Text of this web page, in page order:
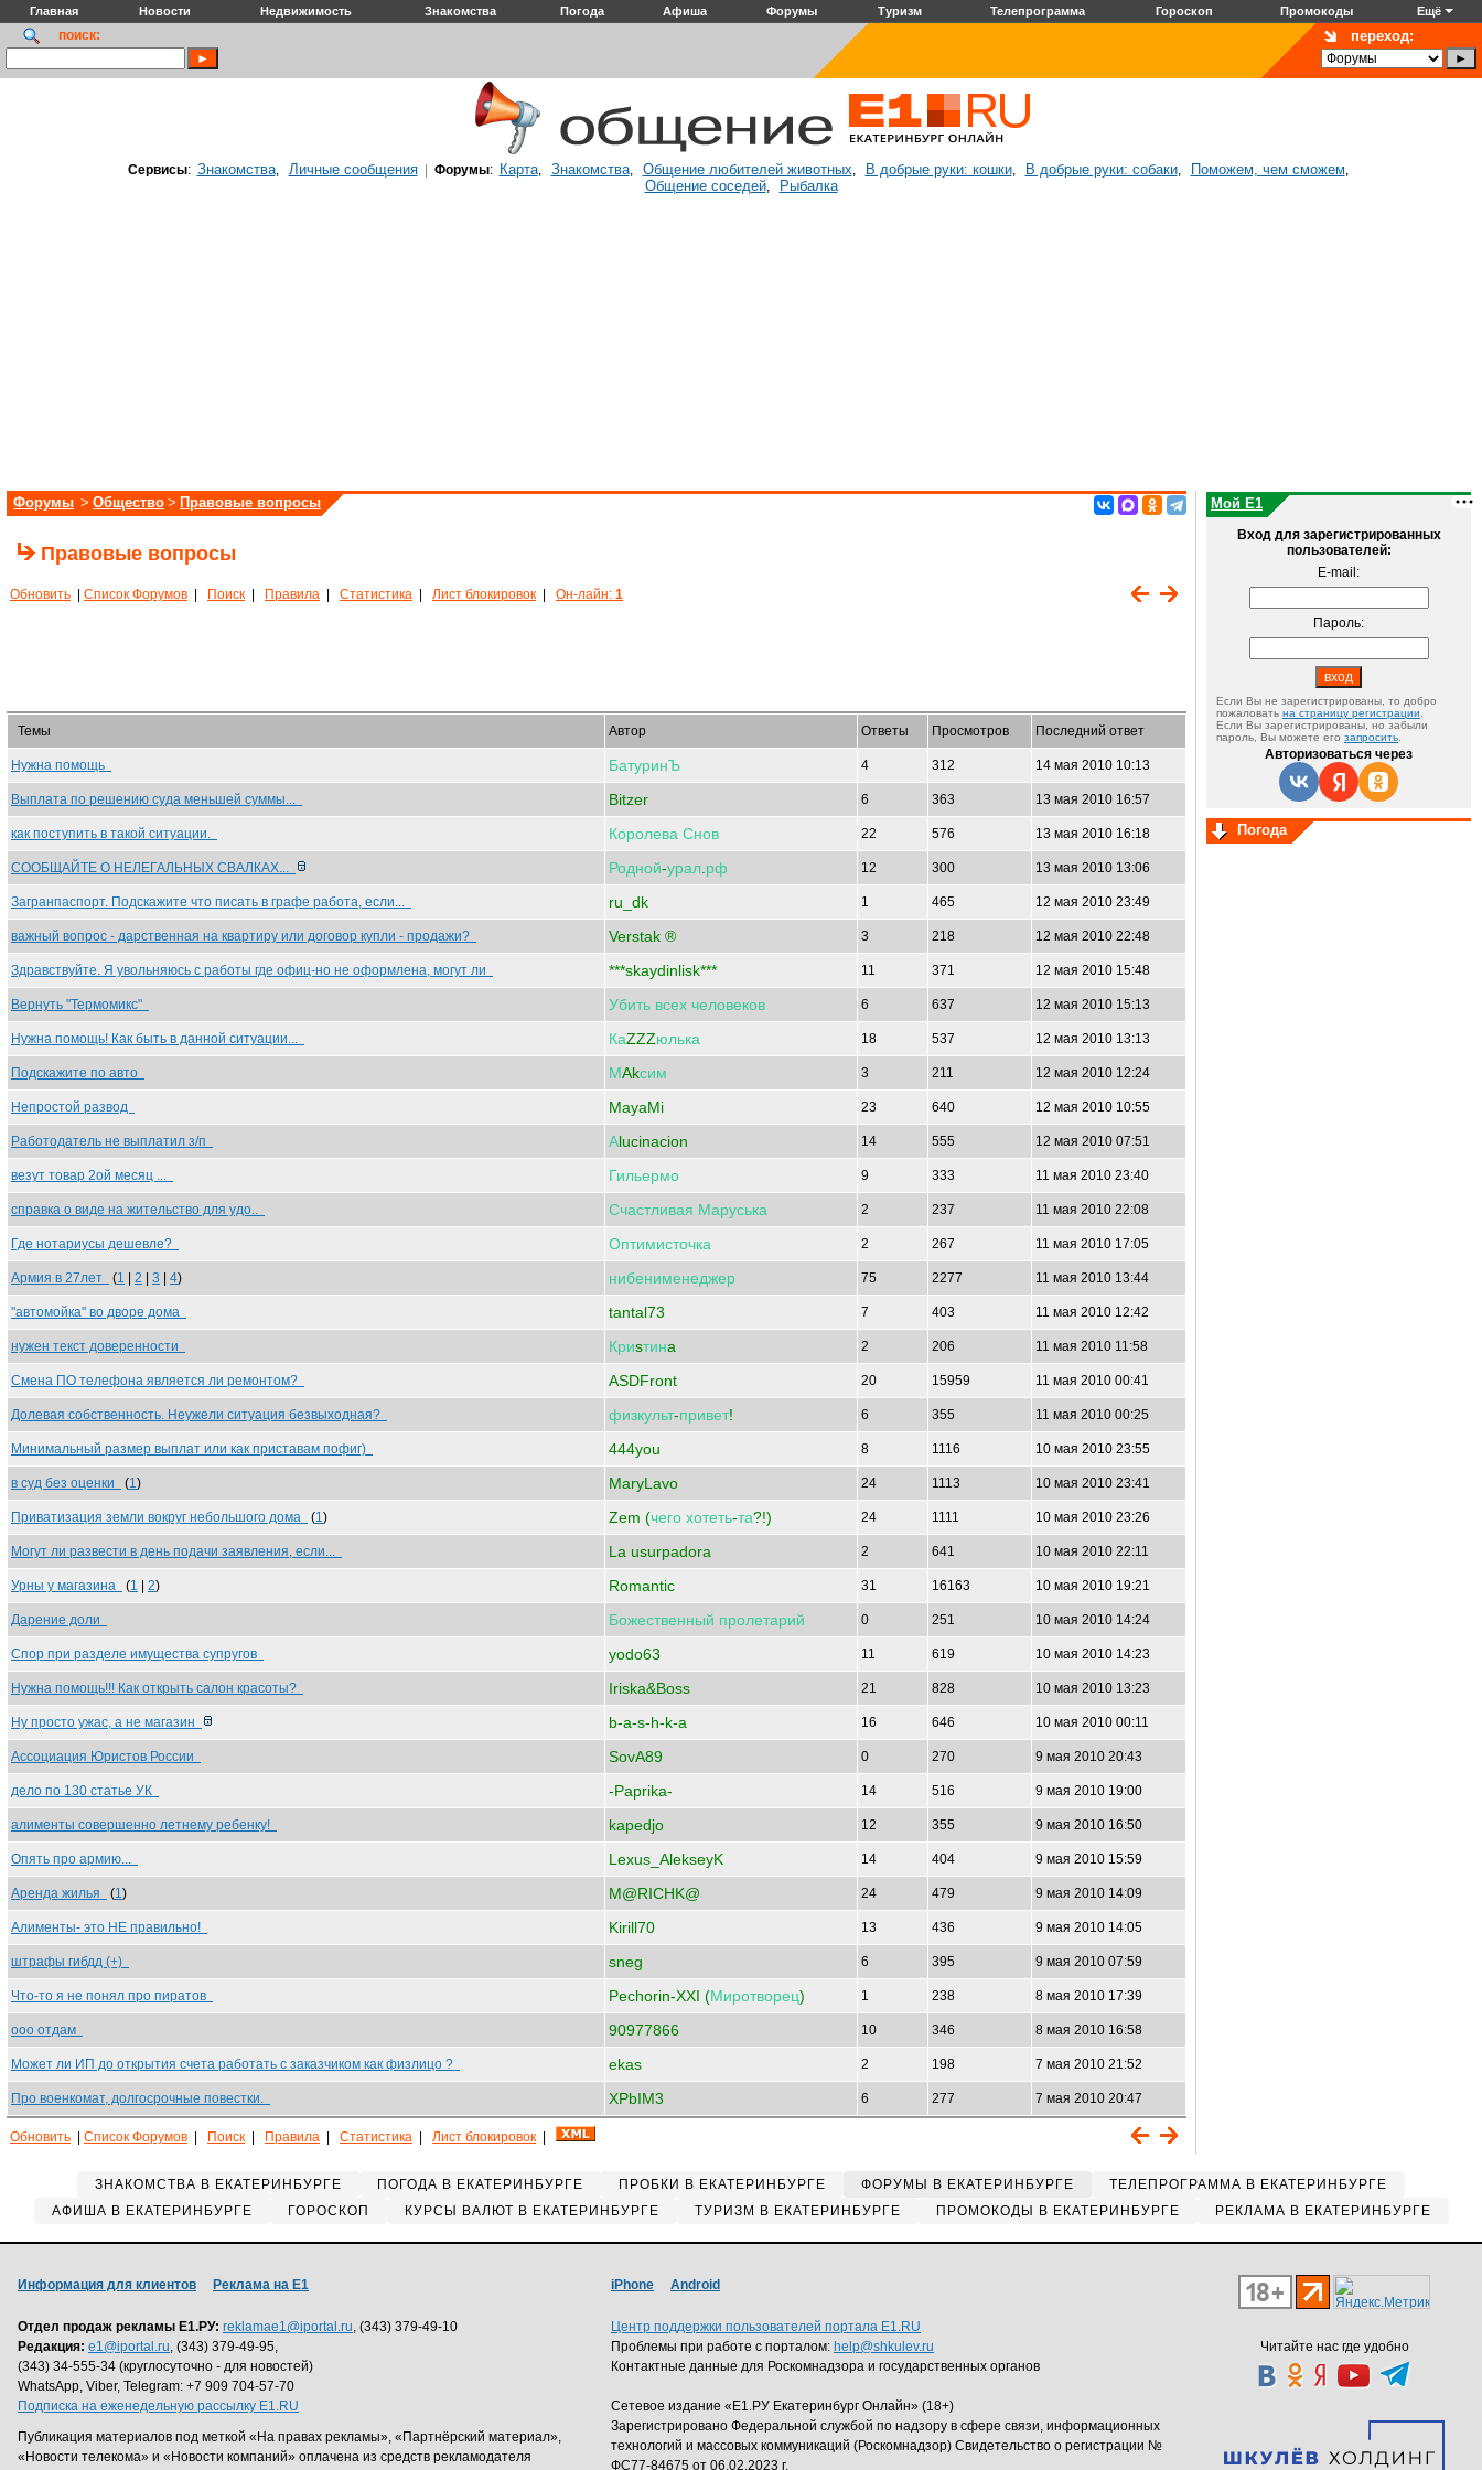
Главная Новости Недвижимость Знакомства Погода Афиша Форумы Туризм Телепрограмма Гороскоп Промокоды Ещё
поиск: переход:
Сервисы: Знакомства, Личные сообщения| Форумы: Карта, Знакомства, Общение любителей животных, В добрые руки: кошки, В добрые руки: собаки, Поможем, чем сможем,
Общение соседей, Рыбалка
Форумы > Общество > Правовые вопросы
Правовые вопросы
Обновить Список Форумов Поиск Правила Статистика Лист блокировок Он-лайн: 1
Темы Автор Ответы Просмотров Последний ответ
Нужна помощь БатуринЪ 4 312 14 мая 2010 10:13
Выплата по решению суда меньшей суммы... Bitzer 6 363 13 мая 2010 16:57
как поступить в такой ситуации. Королева Снов 22 576 13 мая 2010 16:18
СООБЩАЙТЕ О НЕЛЕГАЛЬНЫХ СВАЛКАХ... Родной-урал рф 12 300 13 мая 2010 13:06
Загранпаспорт. Подскажите что писать в графе работа, если... ru_dk 1 465 12 мая 2010 23:49
важный вопрос - дарственная на квартиру или договор купли - продажи? Verstak ® 3 218 12 мая 2010 22:48
Здравствуйте. Я увольняюсь с работы где офиц-но не оформлена, могут ли ***skaydinlisk*** 11 371 12 мая 2010 15:48
Вернуть "Термомикс" Убить всех человеков 6 637 12 мая 2010 15:13
Нужна помощь! Как быть в данной ситуации... КаZZZюлька 18 537 12 мая 2010 13:13
Подскажите по авто МAkсим 3 211 12 мая 2010 12:24
Непростой развод MayaMi 23 640 12 мая 2010 10:55
Работодатель не выплатил з/п Аlucinacion 14 555 12 мая 2010 07:51
везут товар 2ой месяц ... Гильермо 9 333 11 мая 2010 23:40
справка о виде на жительство для удо.. Счастливая Маруська 2 237 11 мая 2010 22:08
Где нотариусы дешевле? Оптимисточка 2 267 11 мая 2010 17:05
Армия в 27лет (1 2 3 4) нибенименеджер 75 2277 11 мая 2010 13:44
"автомойка" во дворе дома tantal73 7 403 11 мая 2010 12:42
нужен текст доверенности Криsтинa 2 206 11 мая 2010 11:58
Смена ПО телефона является ли ремонтом? ASDFront 20 15959 11 мая 2010 00:41
Долевая собственность. Неужели ситуация безвыходная? физкульт-привет! 6 355 11 мая 2010 00:25
Минимальный размер выплат или как приставам пофиг) 444you 8 1116 10 мая 2010 23:55
в суд без оценки (1) MaryLavo 24 1113 10 мая 2010 23:41
Приватизация земли вокруг небольшого дома (1) Zem (чего хотеть-та?!) 24 1111 10 мая 2010 23:26
Могут ли развести в день подачи заявления, если... La usurpadora 2 641 10 мая 2010 22:11
Урны у магазина (1 2) Romantic 31 16163 10 мая 2010 19:21
Дарение доли Божественный пролетарий 0 251 10 мая 2010 14:24
Спор при разделе имущества супругов yodo63 11 619 10 мая 2010 14:23
Нужна помощь!!! Как открыть салон красоты? Iriska&Boss 21 828 10 мая 2010 13:23
Ну просто ужас, а не магазин b-a-s-h-k-a 16 646 10 мая 2010 00:11
Ассоциация Юристов России SovA89 0 270 9 мая 2010 20:43
дело по 130 статье УК -Paprika- 14 516 9 мая 2010 19:00
алименты совершенно летнему ребенку! kapedjo 12 355 9 мая 2010 16:50
Опять про армию... Lexus_AlekseyK 14 404 9 мая 2010 15:59
Аренда жилья (1) M@RICHK@ 24 479 9 мая 2010 14:09
Алименты- это НЕ правильно! Kirill70 13 436 9 мая 2010 14:05
штрафы гибдд (+) sneg 6 395 9 мая 2010 07:59
Что-то я не понял про пиратов Pechorin-XXI (Миротворец) 1 238 8 мая 2010 17:39
ооо отдам 90977866 10 346 8 мая 2010 16:58
Может ли ИП до открытия счета работать с заказчиком как физлицо ? ekas 2 198 7 мая 2010 21:52
Про военкомат, долгосрочные повестки. XPbIM3 6 277 7 мая 2010 20:47
Обновить Список Форумов Поиск Правила Статистика Лист блокировок
Мой E1
Вход для зарегистрированных
пользователей:
E-mail:
Пароль:
Если Вы не зарегистрированы, то добро
пожаловать на страницу регистрации
Если Вы зарегистрированы, но забыли
пароль, Вы можете его запросить
Авторизоваться через
Погода
ЗНАКОМСТВА В ЕКАТЕРИНБУРГЕ ПОГОДА В ЕКАТЕРИНБУРГЕ ПРОБКИ В ЕКАТЕРИНБУРГЕ ФОРУМЫ В ЕКАТЕРИНБУРГЕ
ТЕЛЕПРОГРАММА В ЕКАТЕРИНБУРГЕ
АФИША В ЕКАТЕРИНБУРГЕ
ГОРОСКОП КУРСЫ ВАЛЮТ В ЕКАТЕРИНБУРГЕ ТУРИЗМ В ЕКАТЕРИНБУРГЕ ПРОМОКОДЫ В ЕКАТЕРИНБУРГЕ РЕКЛАМА В ЕКАТЕРИНБУРГЕ
Читайте нас где удобно
Информация для клиентов Реклама на Е1
Отдел продаж рекламы Е1.РУ: reklamae1@iportal.ru, (343) 379-49-10
Редакция: e1@iportal.ru, (343) 379-49-95,
(343) 34-555-34 (круглосуточно - для новостей)
WhatsApp, Viber, Telegram: +7 909 704-57-70
Подписка на еженедельную рассылку E1.RU
Публикация материалов под меткой «На правах рекламы», «Партнёрский материал»,
«Новости телекома» и «Новости компаний» оплачена из средств рекламодателя
iPhone Android
Центр поддержки пользователей портала E1.RU
Проблемы при работе с порталом: help@shkulev.ru
Контактные данные для Роскомнадзора и государственных органов
Сетевое издание «Е1.РУ Екатеринбург Онлайн» (18+)
Зарегистрировано Федеральной службой по надзору в сфере связи, информационных
технологий и массовых коммуникаций (Роскомнадзор) Свидетельство о регистрации №
ФС77-84675 от 06.02.2023 г.